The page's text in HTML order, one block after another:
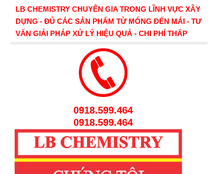
LB CHEMISTRY CHUYÊN GIA TRONG LĨNH VỰC XÂY
DỰNG - ĐỦ CÁC SẢN PHẨM TỪ MÓNG ĐẾN MÁI - TƯ
VẤN GIẢI PHÁP XỬ LÝ HIỆU QUẢ - CHI PHÍ THẤP
0918.599.464
0918.599.464